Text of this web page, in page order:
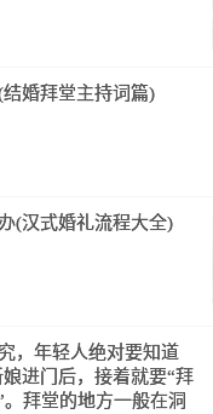
婚拜堂主持词篇)
(汉式婚礼流程大全)
，年轻人绝对要知道
进门后，接着就要“拜
拜堂的地方一般在洞